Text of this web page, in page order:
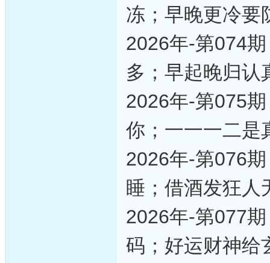
冻；早晚更冷要
2026年-第074
多；早起晚归认
2026年-第075
你；一一一二是
2026年-第076
睡；借酒发狂人
2026年-第077
码；好运财神给